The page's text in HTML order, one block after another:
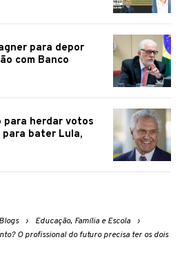
para depor
com Banco
herdar votos
para bater Lula,
Blogs
Educação, Família e Escola
O profissional do futuro precisa ter os dois